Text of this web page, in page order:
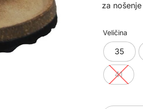
za
Veličina
35
41